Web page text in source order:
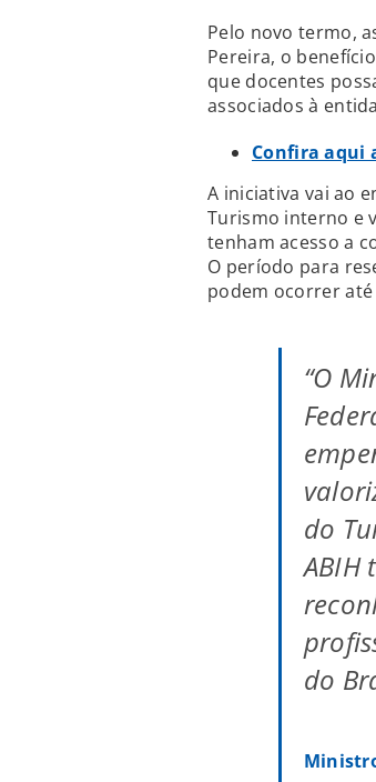
Pelo novo termo,
Pereira, o
que docentes
associados à
Confira aqui
A iniciativa vai ao
Turismo interno e
tenham acesso a
O período para
podem ocorrer até
“O
do
ABIH
do